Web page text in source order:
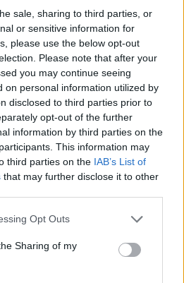
sale, sharing to third parties, or
or sensitive information for
please use the below opt-out
Please note that after your
you may continue seeing
on personal information utilized by
disclosed to third parties prior to
opt-out of the further
information by third parties on the
This information may
third parties on the IAB’s List of
that may further disclose it to other
app uses one or more Google
behaviour. You may click to
and its third-party tags to
purposes in below Google
Opt Outs
Sharing of my
204,6